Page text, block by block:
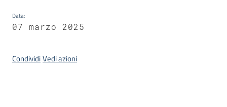
Newsletter
Data:
07 marzo 2025
CondividiVedi azioni